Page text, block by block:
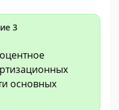
3
основных